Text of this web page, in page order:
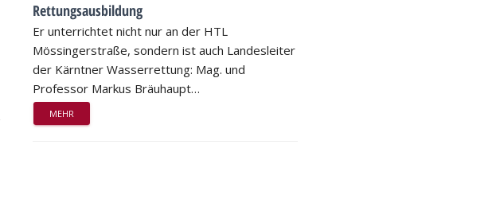
Rettungsausbildung
Er unterrichtet nicht nur an der HTL
Mössingerstraße, sondern ist auch Landesleiter
der Kärntner Wasserrettung: Mag. und
Professor Markus Bräuhaupt…
MEHR